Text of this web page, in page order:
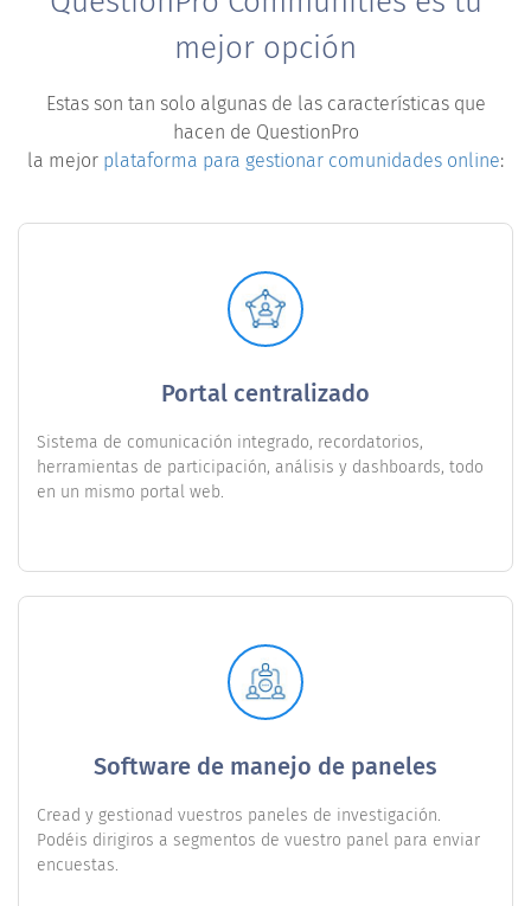
mejor opción
Estas son tan solo algunas de las características que
hacen de QuestionPro
la mejor plataforma para gestionar comunidades online:
Portal centralizado
Sistema de comunicación integrado, recordatorios,
herramientas de participación, análisis y dashboards, todo
en un mismo portal web.
Software de manejo de paneles
Cread y gestionad vuestros paneles de investigación.
Podéis dirigiros a segmentos de vuestro panel para enviar
encuestas.